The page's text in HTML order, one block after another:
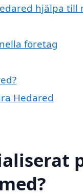
hjälpa till
företag
Hedared